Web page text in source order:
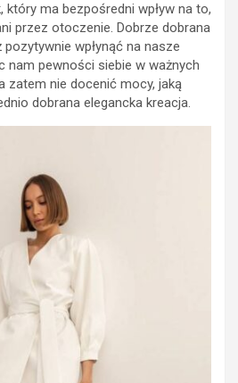
który ma bezpośredni wpływ na to,
przez otoczenie. Dobrze dobrana
wpłynąć na nasze
nam pewności siebie w ważnych
zatem nie docenić mocy, jaką
dobrana elegancka kreacja.